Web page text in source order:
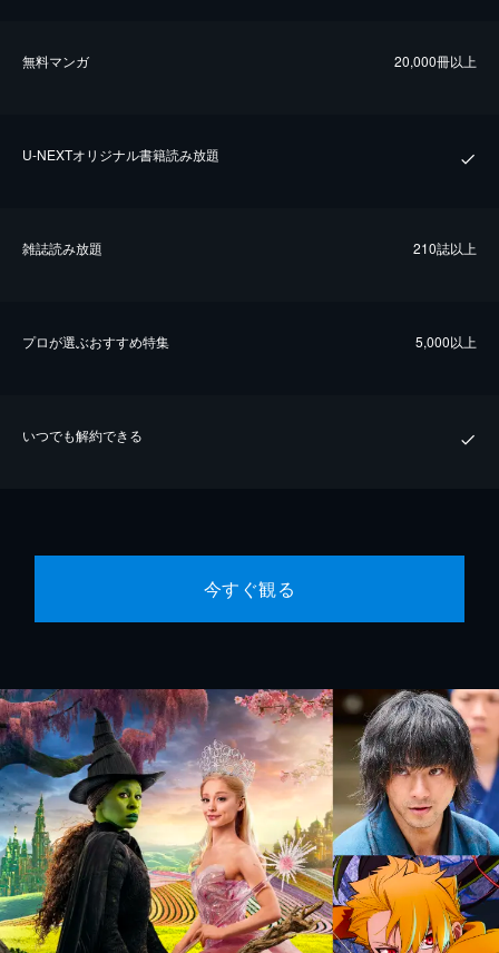
無料マンガ 20,000冊以上
U-NEXTオリジナル書籍読み放題
雑誌読み放題 210誌以上
プロが選ぶおすすめ特集 5,000以上
いつでも解約できる
今すぐ観る